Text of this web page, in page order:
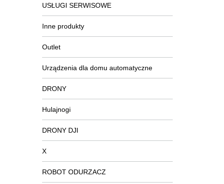
USŁUGI SERWISOWE
Inne produkty
Outlet
Urządzenia dla domu automatyczne
DRONY
Hulajnogi
DRONY DJI
X
ROBOT ODURZACZ